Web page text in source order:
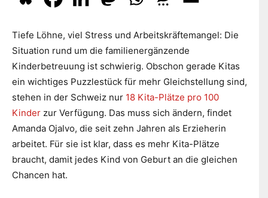
Tiefe Löhne, viel Stress und Arbeitskräftemangel: Die
Situation rund um die familienergänzende
Kinderbetreuung ist schwierig. Obschon gerade Kitas
ein wichtiges Puzzlestück für mehr Gleichstellung sind,
stehen in der Schweiz nur 18 Kita-Plätze pro 100
Kinder zur Verfügung. Das muss sich ändern, findet
Amanda Ojalvo, die seit zehn Jahren als Erzieherin
arbeitet. Für sie ist klar, dass es mehr Kita-Plätze
braucht, damit jedes Kind von Geburt an die gleichen
Chancen hat.